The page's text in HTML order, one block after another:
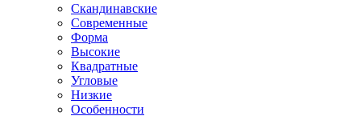
Скандинавские
Современные
Форма
Высокие
Квадратные
Угловые
Низкие
Особенности